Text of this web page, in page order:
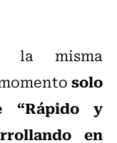
la misma
solo
“Rápido y
en